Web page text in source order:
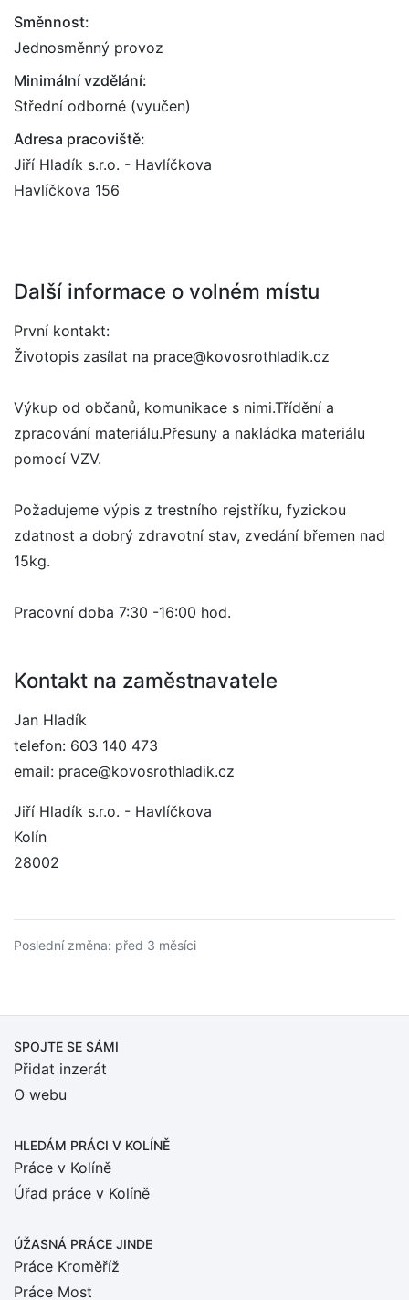
Směnnost:
Jednosměnný provoz
Minimální vzdělání:
Střední odborné (vyučen)
Adresa pracoviště:
Jiří Hladík s.r.o. - Havlíčkova
Havlíčkova 156
Další informace o volném místu
První kontakt:
Životopis zasílat na prace@kovosrothladik.cz
Výkup od občanů, komunikace s nimi.Třídění a
zpracování materiálu.Přesuny a nakládka materiálu
pomocí VZV.
Požadujeme výpis z trestního rejstříku, fyzickou
zdatnost a dobrý zdravotní stav, zvedání břemen nad
15kg.
Pracovní doba 7:30 -16:00 hod.
Kontakt na zaměstnavatele
Jan Hladík
telefon: 603 140 473
email: prace@kovosrothladik.cz
Jiří Hladík s.r.o. - Havlíčkova
Kolín
28002
Poslední změna: před 3 měsíci
SPOJTE SE SÁMI
Přidat inzerát
O webu
HLEDÁM PRÁCI V KOLÍNĚ
Práce v Kolíně
Úřad práce v Kolíně
ÚŽASNÁ PRÁCE JINDE
Práce Kroměříž
Práce Most